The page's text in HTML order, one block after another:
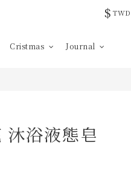
$ TWD
Cristmas Journal
沐浴液態皂